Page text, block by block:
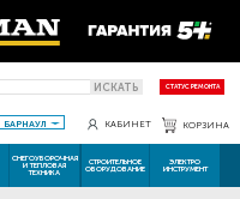
ИСКАТЬ СТАТУС РЕМОНТА
БАРНАУЛ КАБИНЕТ КОРЗИНА
СНЕГОУБОРОЧНАЯ
И ТЕПЛОВАЯ
ТЕХНИКА
СТРОИТЕЛЬНОЕ
ОБОРУДОВАНИЕ
ЭЛЕКТРО
ИНСТРУМЕНТ